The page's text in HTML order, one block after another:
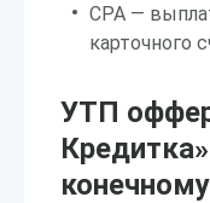
CPA —
карточного
УТП